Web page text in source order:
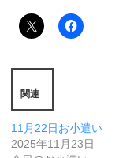
関連
11月22日お小遣い
2025年11月23日